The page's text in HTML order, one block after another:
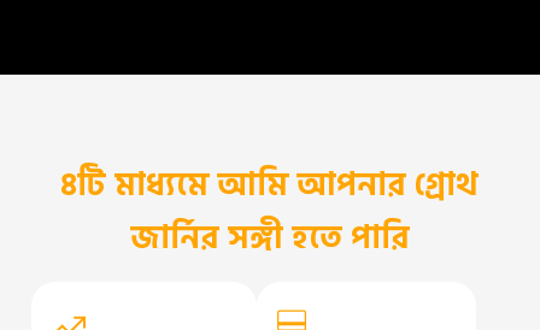
৪টি মাধ্যমে আমি আপনার গ্রোথ
জার্নির সঙ্গী হতে পারি